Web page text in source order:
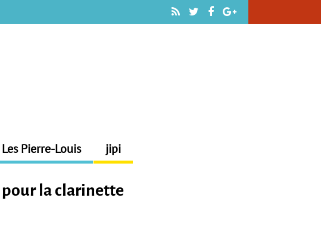
Les Pierre-Louis jipi
pour la clarinette